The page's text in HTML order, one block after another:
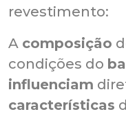
revestimento:
A composição
condições do
influenciam
características